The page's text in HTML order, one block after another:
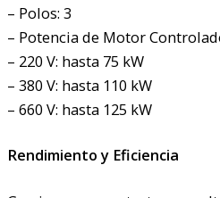
– Polos: 3
– Potencia de Motor
– 220 V: hasta 75 kW
– 380 V: hasta 110 kW
– 660 V: hasta 125 kW
Rendimiento y Eficiencia